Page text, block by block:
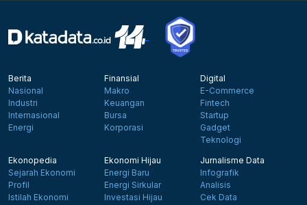
Berita
Nasional
Industri
Internasional
Energi
Finansial
Makro
Keuangan
Bursa
Korporasi
Digital
E-Commerce
Fintech
Startup
Gadget
Teknologi
Ekonopedia
Sejarah Ekonomi
Profil
Istilah Ekonomi
Ekonomi Hijau
Energi Baru
Energi Sirkular
Investasi Hijau
Jurnalisme Data
Infografik
Analisis
Cek Data